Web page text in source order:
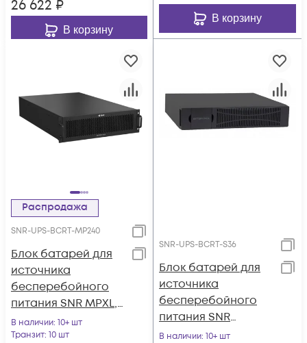
26 622 ₽
В корзину
В корзину
Распродажа
SNR-UPS-BCRT-MP240
Блок батарей для
источника
бесперебойного
питания SNR MPXL,
240В(DC), 9Ач
В наличии: 10+ шт
Транзит: 10 шт
SNR-UPS-BCRT-S36
Блок батарей для
источника
бесперебойного
питания SNR
ELEMENT II, 36В (DC)
В наличии: 10+ шт